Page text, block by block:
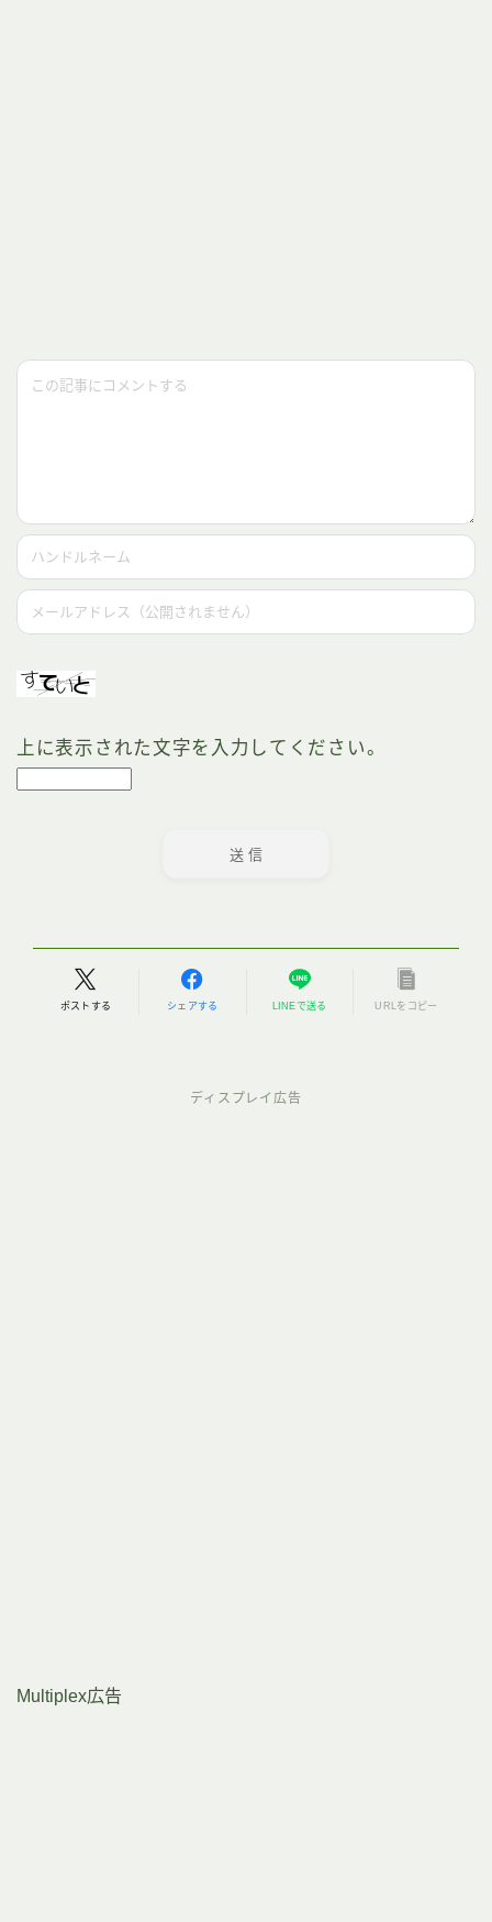
上に表示された文字を入力してください。
ポストする シェアする LINEで送る URLをコピー
ディスプレイ広告
Multiplex広告